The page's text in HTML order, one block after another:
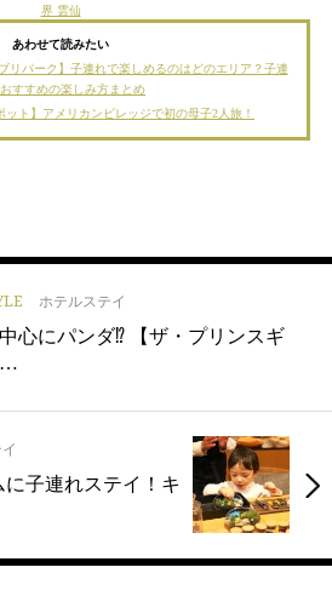
界 雲仙
あわせて読みたい
リパーク】子連れで楽しめるのはどのエリア？子連
すすめの楽しみ方まとめ
ット】アメリカンビレッジで初の母子2人旅！
ホテルステイ
心にパンダ⁉︎ 【ザ・プリンスギ
…
子連れステイ！キ